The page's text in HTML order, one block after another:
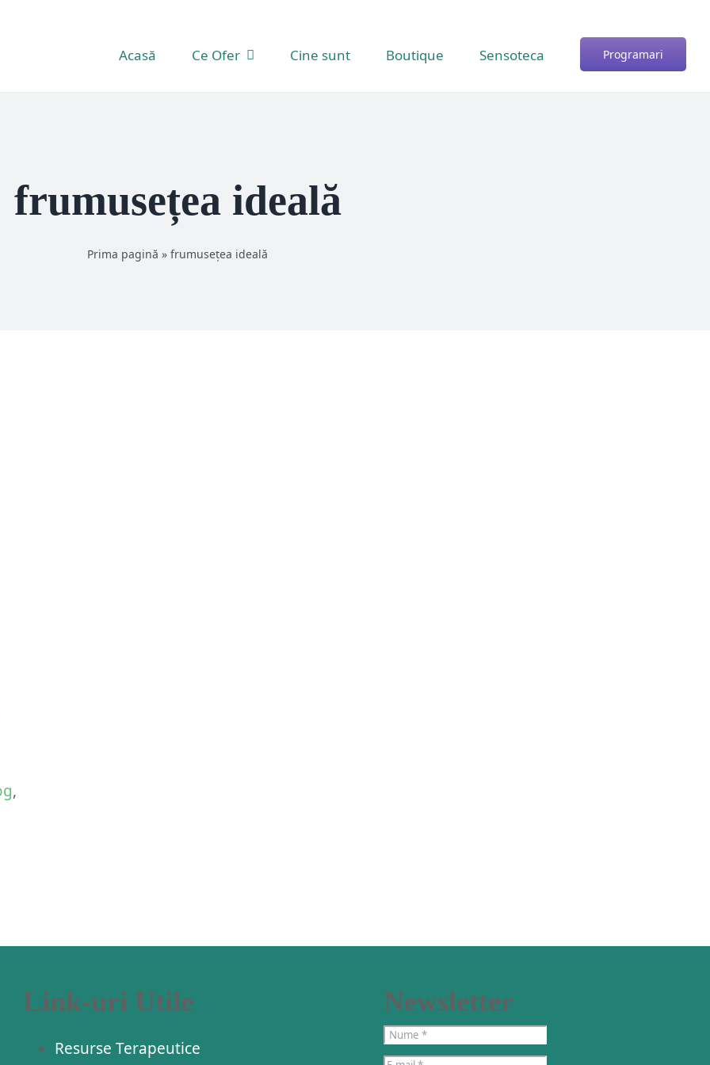
Acasă Ce Ofer Cine sunt Boutique Sensoteca Programari
frumusețea ideală
Prima pagină » frumusețea ideală
,
Link-uri Utile
Resurse Terapeutice
Newsletter